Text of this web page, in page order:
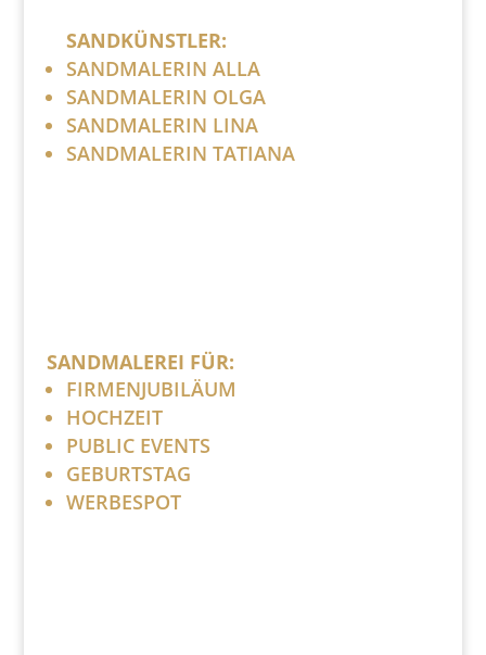
SANDKÜNSTLER:
SANDMALERIN ALLA
SANDMALERIN OLGA
SANDMALERIN LINA
SANDMALERIN TATIANA
SANDMALEREI FÜR:
FIRMENJUBILÄUM
HOCHZEIT
PUBLIC EVENTS
GEBURTSTAG
WERBESPOT